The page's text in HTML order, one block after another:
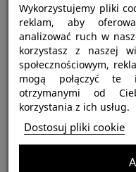
Najważniejsze informacje:
Nazwa gatunku:
Tryb życia:
Wykorzystujemy pliki
reklam, aby
analizować ruch w
korzystasz z naszej
społecznościowym,
mogą połączyć te
otrzymanymi od
korzystania z ich usług.
Dostosuj pliki cookie